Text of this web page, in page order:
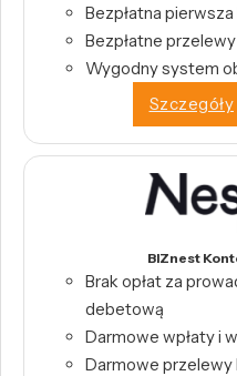
Bezpłatna
Bezpłatne
Wygodny system
Szczegóły
BIZnest
Brak opłat za
debetową
Darmowe wpłaty i
Darmowe przelewy